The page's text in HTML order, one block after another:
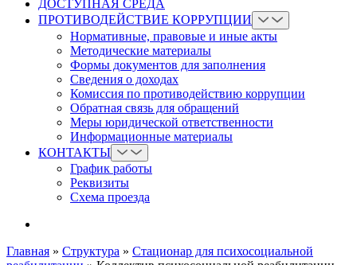
ДОСТУПНАЯ СРЕДА
ПРОТИВОДЕЙСТВИЕ КОРРУПЦИИ
Нормативные, правовые и иные акты
Методические материалы
Формы документов для заполнения
Сведения о доходах
Комиссия по противодействию коррупции
Обратная связь для обращений
Меры юридической ответственности
Информационные материалы
КОНТАКТЫ
График работы
Реквизиты
Схема проезда
Главная » Структура » Стационар для психосоциальной